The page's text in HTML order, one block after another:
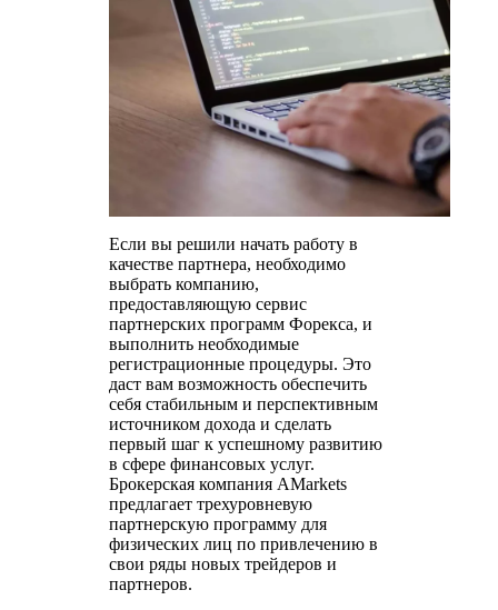
Если вы решили начать работу в
качестве партнера, необходимо
выбрать компанию,
предоставляющую сервис
партнерских программ Форекса, и
выполнить необходимые
регистрационные процедуры. Это
даст вам возможность обеспечить
себя стабильным и перспективным
источником дохода и сделать
первый шаг к успешному развитию
в сфере финансовых услуг.
Брокерская компания AMarkets
предлагает трехуровневую
партнерскую программу для
физических лиц по привлечению в
свои ряды новых трейдеров и
партнеров.